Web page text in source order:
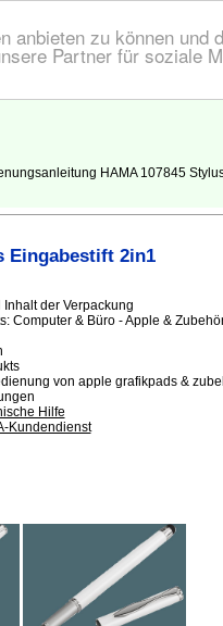
zu können und
Partner für soziale
HAMA 107845
Eingabestift 2in1
der Verpackung
Computer & Büro - Apple &
von apple grafikpads &
Hilfe
Kundendienst